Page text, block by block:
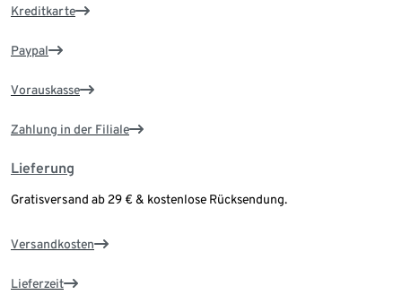
Kreditkarte
Paypal
Vorauskasse
Zahlung in der Filiale
Lieferung
Gratisversand ab 29 € & kostenlose Rücksendung.
Versandkosten
Lieferzeit